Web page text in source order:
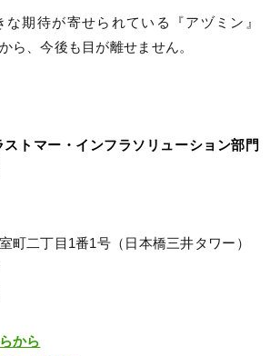
な期待が寄せられている『アヅミン』
ら、今後も目が離せません。
トマー・インフラソリューション部門
町二丁目1番1号（日本橋三井タワー）
から